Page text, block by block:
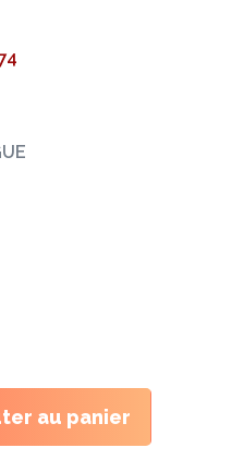
au panier